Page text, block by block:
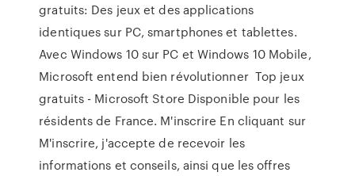
gratuits: Des jeux et des applications
identiques sur PC, smartphones et tablettes.
Avec Windows 10 sur PC et Windows 10 Mobile,
Microsoft entend bien révolutionner Top jeux
gratuits - Microsoft Store Disponible pour les
résidents de France. M'inscrire En cliquant sur
M'inscrire, j'accepte de recevoir les
informations et conseils, ainsi que les offres